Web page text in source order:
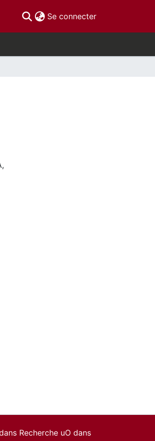
Se connecter(current)
Recherche uO dans